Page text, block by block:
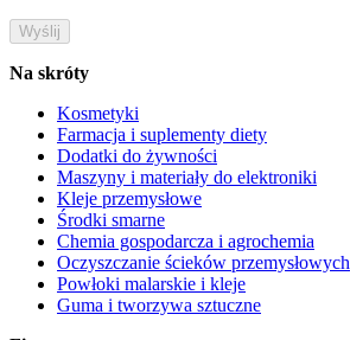
Na skróty
Kosmetyki
Farmacja i suplementy diety
Dodatki do żywności
Maszyny i materiały do elektroniki
Kleje przemysłowe
Środki smarne
Chemia gospodarcza i agrochemia
Oczyszczanie ścieków przemysłowych
Powłoki malarskie i kleje
Guma i tworzywa sztuczne